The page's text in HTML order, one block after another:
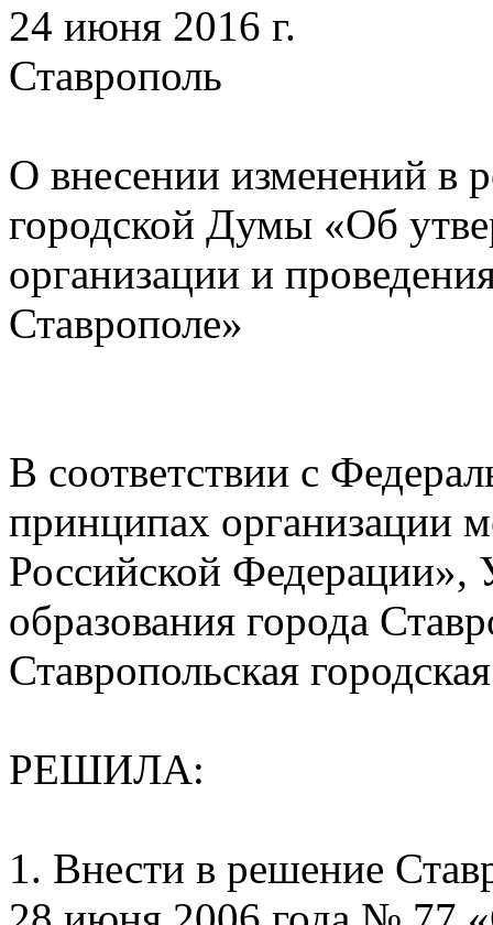
24 июня 2016
О внесении изменений в
городской Думы «Об
организации и
Ставрополе»
В соответствии с
принципах организации
Российской Федерации»,
образования города
Ставропольская
РЕШИЛА:
1. Внести в решение